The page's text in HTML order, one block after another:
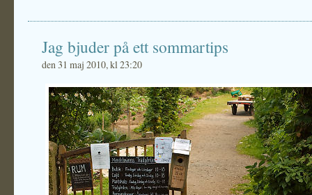
Jag bjuder på ett sommartips
den 31 maj 2010, kl 23:20